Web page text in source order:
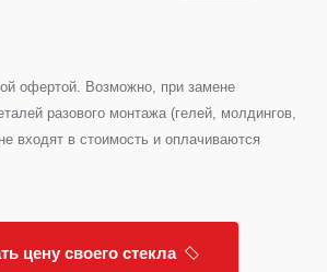
офертой. Возможно, при замене
разового монтажа (гелей, молдингов,
входят в стоимость и оплачиваются
цену своего стекла